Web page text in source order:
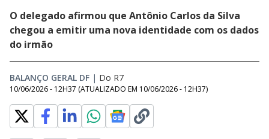
O delegado afirmou que Antônio Carlos da Silva
chegou a emitir uma nova identidade com os dados
do irmão
BALANÇO GERAL DF | Do R7
10/06/2026 - 12H37 (ATUALIZADO EM 10/06/2026 - 12H37)